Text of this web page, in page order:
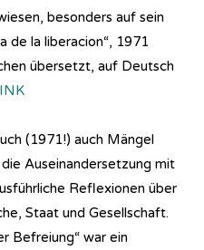
besonders auf sein
de la liberacion“, 1971
übersetzt, auf Deutsch
(1971!) auch Mängel
Auseinandersetzung mit
Reflexionen über
Staat und Gesellschaft.
Befreiung“ war ein